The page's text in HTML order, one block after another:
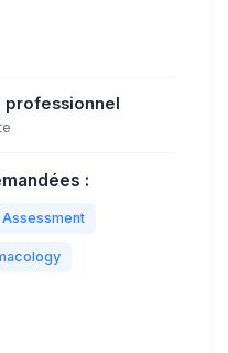
professionnel
:
Assessment